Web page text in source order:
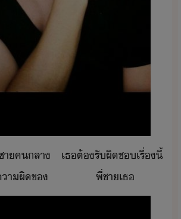
​คลา​ ​เธ​ต้​รัผิช​เรื่​ี้​
​ผิ​ข​ ​ ​ ​ ​ ​ ​ ​ ​ ​ ​ ​ ​ ​ ​ ​ ​พี่ชา​เธ